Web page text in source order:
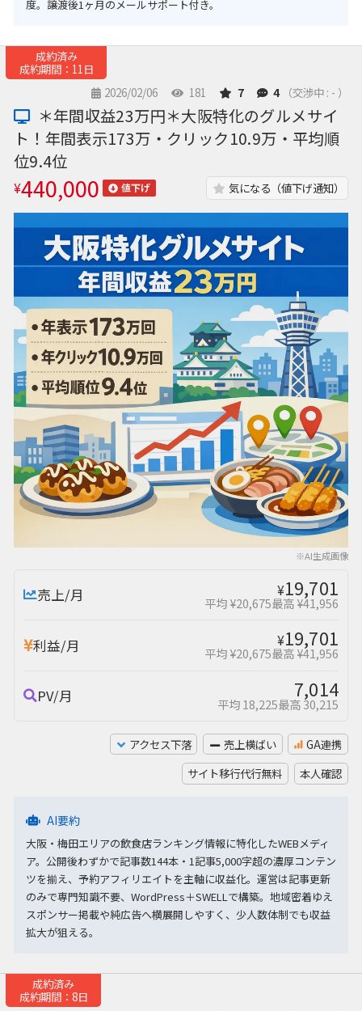
度。譲渡後1ヶ月のメールサポート付き。
成約済み
成約期間：11日
2026/02/06
181 7 4 （交渉中 : - ）
※AI生成画像
＊年間収益23万円＊大阪特化のグルメサイ
ト！年間表示173万・クリック10.9万・平均順
位9.4位
¥440,000 値下げ 気になる（値下げ通知）
売上/月 ¥19,701
平均 ¥20,675最高 ¥41,956
利益/月 ¥19,701
平均 ¥20,675最高 ¥41,956
PV/月 7,014
平均 18,225最高 30,215
アクセス下落 売上横ばい
GA連携
サイト移行代行無料
本人確認
AI要約
大阪・梅田エリアの飲食店ランキング情報に特化したWEBメディ
ア。公開後わずかで記事数144本・1記事5,000字超の濃厚コンテン
ツを揃え、予約アフィリエイトを主軸に収益化。運営は記事更新
のみで専門知識不要、WordPress＋SWELLで構築。地域密着ゆえ
スポンサー掲載や純広告へ横展開しやすく、少人数体制でも収益
拡大が狙える。
成約済み
成約期間：8日